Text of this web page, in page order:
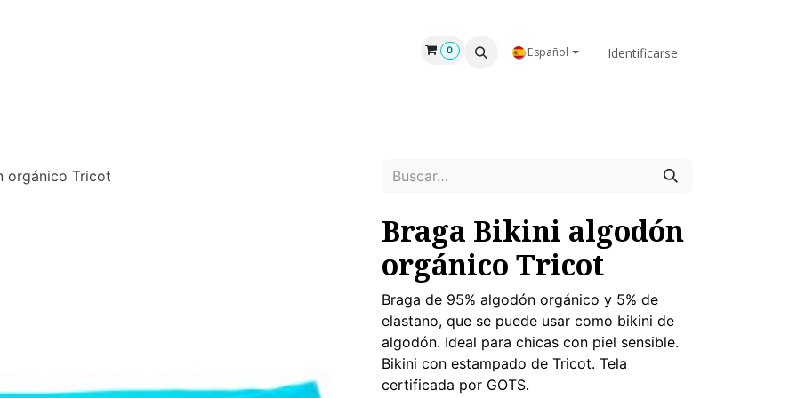
NOSOTROS
0 Español Identificarse
orgánico Tricot
Braga Bikini algodón
orgánico Tricot
Braga de 95% algodón orgánico y 5% de
elastano, que se puede usar como bikini de
algodón. Ideal para chicas con piel sensible.
Bikini con estampado de Tricot. Tela
certificada por GOTS.